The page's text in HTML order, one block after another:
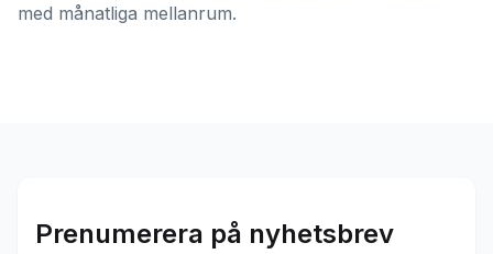
med månatliga mellanrum.
Prenumerera på nyhetsbrev